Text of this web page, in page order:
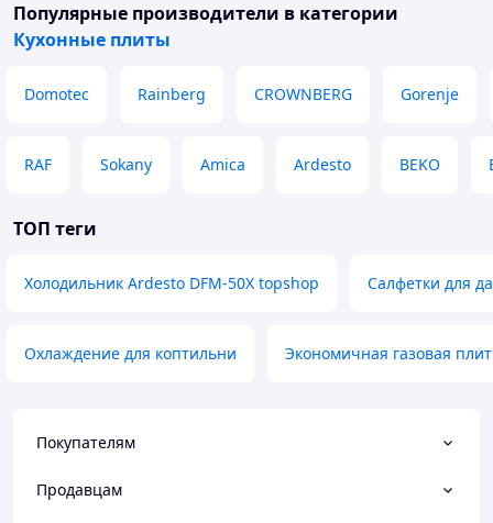
Популярные производители в категории
Кухонные плиты
Domotec Rainberg CROWNBERG Gorenje
RAF Sokany Amica Ardesto BEKO
ТОП теги
Холодильник Ardesto DFM-50X topshop Салфетки для
Охлаждение для коптильни Экономичная газовая
Покупателям
Продавцам